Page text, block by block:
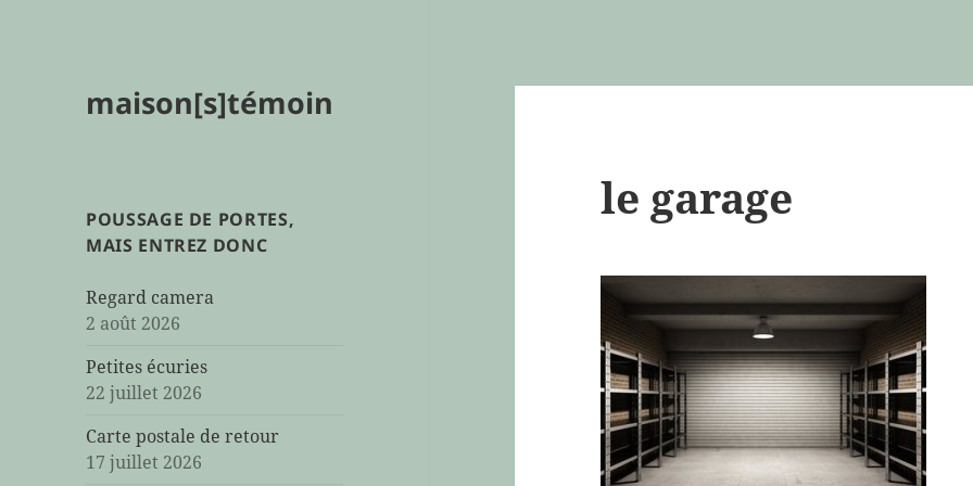
maison[s]témoin
POUSSAGE DE PORTES,
MAIS ENTREZ DONC
Regard camera
2 août 2026
Petites écuries
22 juillet 2026
Carte postale de retour
17 juillet 2026
le garage